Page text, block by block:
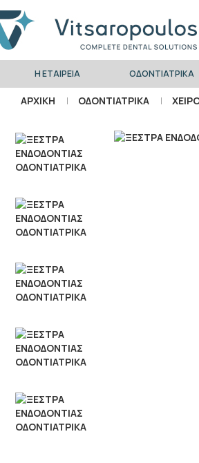
Η ΕΤΑΙΡΕΊΑ ΟΔΟΝΤΙΑΤΡΙΚΑ
ΑΡΧΙΚΉ ΟΔΟΝΤΙΑΤΡΙΚΑ